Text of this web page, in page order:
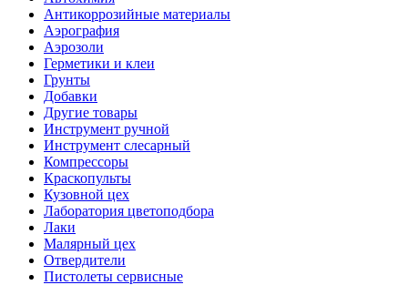
Антикоррозийные материалы
Аэрография
Аэрозоли
Герметики и клеи
Грунты
Добавки
Другие товары
Инструмент ручной
Инструмент слесарный
Компрессоры
Краскопульты
Кузовной цех
Лаборатория цветоподбора
Лаки
Малярный цех
Отвердители
Пистолеты сервисные